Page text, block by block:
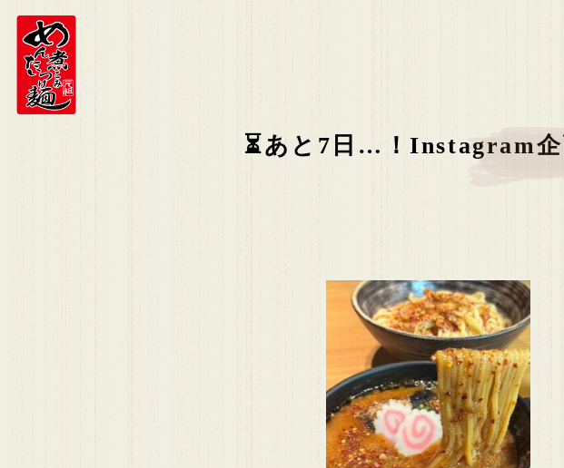
⏳あと7日…！Instagram企